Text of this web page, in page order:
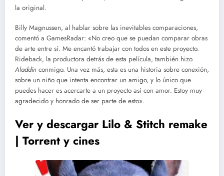
la original.
Billy Magnussen, al hablar sobre las inevitables comparaciones,
comentó a GamesRadar: «No creo que se puedan comparar obras
de arte entre sí. Me encantó trabajar con todos en este proyecto.
Rideback, la productora detrás de esta película, también hizo
Aladdin conmigo. Una vez más, esta es una historia sobre conexión,
sobre un niño que intenta encontrar un amigo, y lo único que
puedes hacer es acercarte a un proyecto así con amor. Estoy muy
agradecido y honrado de ser parte de esto».
Ver y descargar Lilo & Stitch remake
| Torrent y cines